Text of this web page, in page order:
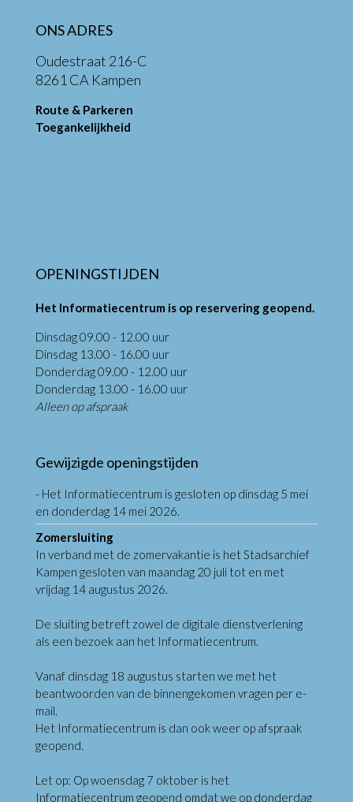
ONS ADRES
Oudestraat 216-C
8261 CA Kampen
Route & Parkeren
Toegankelijkheid
OPENINGSTIJDEN
Het Informatiecentrum is op reservering geopend.
Dinsdag 09.00 - 12.00 uur
Dinsdag 13.00 - 16.00 uur
Donderdag 09.00 - 12.00 uur
Donderdag 13.00 - 16.00 uur
Alleen op afspraak
Gewijzigde openingstijden
- Het Informatiecentrum is gesloten op dinsdag 5 mei
en donderdag 14 mei 2026.
Zomersluiting
In verband met de zomervakantie is het Stadsarchief
Kampen gesloten van maandag 20 juli tot en met
vrijdag 14 augustus 2026.
De sluiting betreft zowel de digitale dienstverlening
als een bezoek aan het Informatiecentrum.
Vanaf dinsdag 18 augustus starten we met het
beantwoorden van de binnengekomen vragen per e-
mail.
Het Informatiecentrum is dan ook weer op afspraak
geopend.
Let op: Op woensdag 7 oktober is het
Informatiecentrum geopend omdat we op donderdag